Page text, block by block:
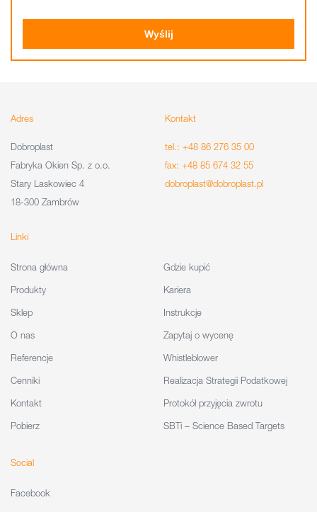
Adres
Dobroplast
Fabryka Okien Sp. z o.o.
Stary Laskowiec 4
18-300 Zambrów
Kontakt
tel.: +48 86 276 35 00
fax: +48 85 674 32 55
dobroplast@dobroplast.pl
Linki
Strona główna
Produkty
Sklep
O nas
Referencje
Cenniki
Kontakt
Pobierz
Gdzie kupić
Kariera
Instrukcje
Zapytaj o wycenę
Whistleblower
Realizacja Strategii Podatkowej
Protokół przyjęcia zwrotu
SBTi – Science Based Targets
Social
Facebook